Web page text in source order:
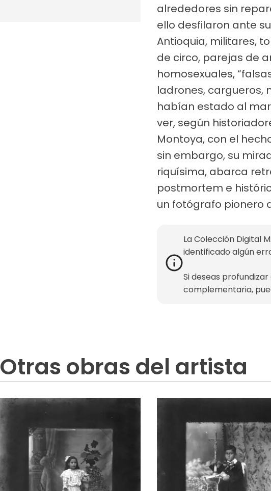
alrededores sin
ello desfilaron ante
Antioquia, militares,
de circo, parejas de
homosexuales,
ladrones, cargueros,
habían estado al
ver, según
Montoya, con el
sin embargo, su
riquísima, abarca
postmortem e
un fotógrafo pionero
La Colección Digital
identificado algún
Si deseas
complementaria,
Otras obras del artista